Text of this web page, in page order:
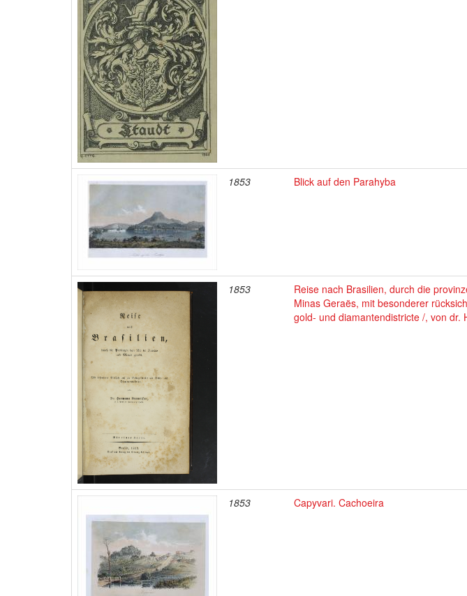
1853 Blick auf den Parahyba
1853
Reise nach Brasilien, durch die
Minas Geraës, mit besonderer
gold- und diamantendistricte /, von dr.
1853 Capyvari. Cachoeira